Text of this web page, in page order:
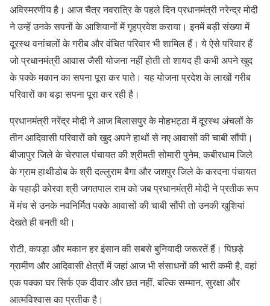
अविस्मरणीय है। आज चैत्र नवरात्रि के पहले दिन प्रधानमंत्री नरेन्द्र मोदी
ने उन्हें उनके सपनों के आशियानों में गृहप्रवेश कराया। इनमें बड़ी संख्या में
दूरस्थ वनांचलों के गरीब और वंचित परिवार भी शामिल हैं। ये ऐसे परिवार हैं
जो प्रधानमंत्री आवास जैसी योजना नहीं होती तो शायद ही कभी अपने खुद
के पक्के मकान का सपना पूरा कर पाते। यह योजना प्रदेश के लाखों गरीब
परिवारों का बड़ा सपना पूरा कर रही है।
प्रधानमंत्री नरेंद्र मोदी ने आज बिलासपुर के मोहभट्ठा में दूरस्थ अंचलों के
तीन आदिवासी परिवारों को खुद अपने हाथों से नए आवासों की चाबी सौंपी।
बीजापुर जिले के चेरपाल पंचायत की श्रीमती सोमारी पुनेम, कबीरधाम जिले
के ग्राम हाथीडोब के श्री दल्लुराम बैगा और जशपुर जिले के करदना पंचायत
के पहाड़ी कोरवा श्री जगतपाल राम को जब प्रधानमंत्री मोदी ने प्रतीक रूप
में मंच से उनके नवनिर्मित पक्के आवासों की चाबी सौंपी तो उनकी खुशियां
देखते ही बनती थी।
रोटी, कपड़ा और मकान हर इंसान की सबसे बुनियादी जरूरतें हैं। पिछड़े
ग्रामीण और आदिवासी क्षेत्रों में जहां आज भी संसाधनों की भारी कमी है, वहां
एक पक्का घर सिर्फ एक दीवार और छत नहीं, बल्कि सम्मान, सुरक्षा और
आत्मविश्वास का प्रतीक है।